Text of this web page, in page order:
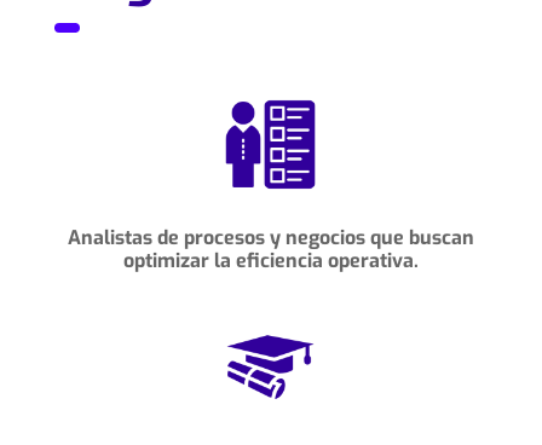
Analistas de procesos y negocios que buscan
optimizar la eficiencia operativa.